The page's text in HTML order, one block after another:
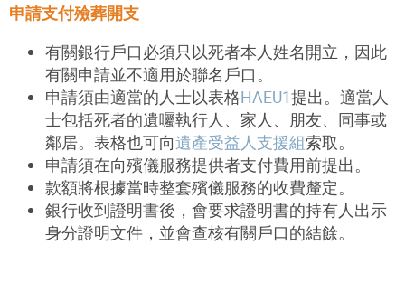
申請支付殮葬開支
有關銀行戶口必須只以死者本人姓名開立，因此
有關申請並不適用於聯名戶口。
申請須由適當的人士以表格HAEU1提出。適當人
士包括死者的遺囑執行人、家人、朋友、同事或
鄰居。表格也可向遺產受益人支援組索取。
申請須在向殯儀服務提供者支付費用前提出。
款額將根據當時整套殯儀服務的收費釐定。
銀行收到證明書後，會要求證明書的持有人出示
身分證明文件，並會查核有關戶口的結餘。